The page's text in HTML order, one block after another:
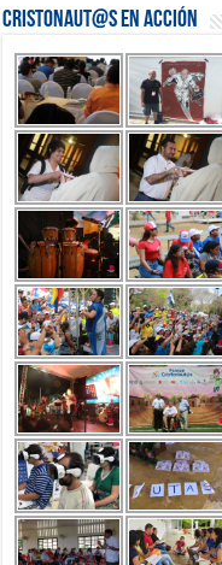
Cristonaut@s en Acción